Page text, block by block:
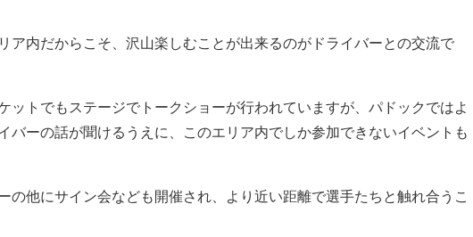
ア内だからこそ、沢山楽しむことが出来るのがドライバーとの交流で
ットでもステージでトークショーが行われていますが、パドックではよ
バーの話が聞けるうえに、このエリア内でしか参加できないイベントも
の他にサイン会なども開催され、より近い距離で選手たちと触れ合うこ